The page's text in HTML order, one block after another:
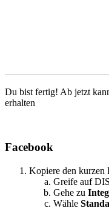
Du bist fertig! Ab jetzt
erhalten
Facebook
Kopiere den kurzen
Greife auf
Gehe zu
Wähle